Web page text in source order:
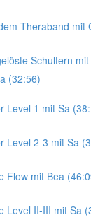
Theraband mit
Schultern
(32:56)
Level 1 mit Sa
Level 2-3 mit Sa
Flow mit Bea
Level II-III mit Sa